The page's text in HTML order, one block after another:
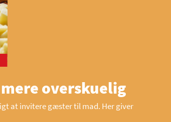
overskuelig
at invitere gæster til mad. Her giver